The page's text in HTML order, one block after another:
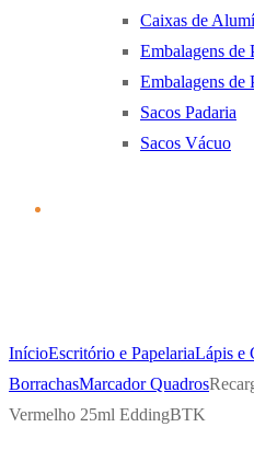
Caixas de
Embalagens de
Embalagens de
Sacos Padaria
Sacos Vácuo
InícioEscritório e PapelariaLápis e
BorrachasMarcador Quadros
Vermelho 25ml EddingBTK